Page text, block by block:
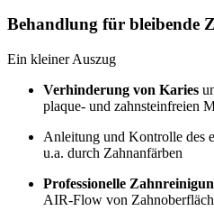
Behandlung für bleibende
Ein kleiner Auszug
Verhinderung von Karies
plaque- und zahnsteinfreien
Anleitung und Kontrolle des
u.a. durch Zahnanfärben
Professionelle
AIR-Flow von